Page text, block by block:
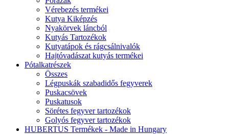
Vérebezés termékei
Kutya Kiképzés
Nyakörvek láncból
Kutyás Tartozékok
Kutyatápok és rágcsálnivalók
Hajtóvadászat kutyás termékei
Pótalkatrészek
Összes
Légpuskák szabadidős fegyverek
Puskacsövek
Puskatusok
Sörétes fegyver tartozékok
Golyós fegyver tartozékok
HUBERTUS Termékek - Made in Hungary